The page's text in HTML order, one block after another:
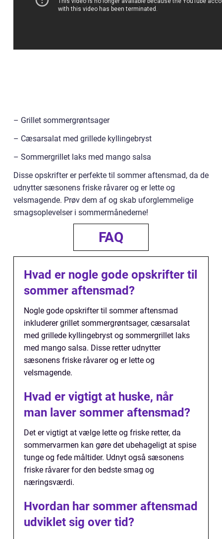
– Grillet sommergrøntsager
– Cæsarsalat med grillede kyllingebryst
– Sommergrillet laks med mango salsa
Disse opskrifter er perfekte til sommer aftensmad, da de
udnytter sæsonens friske råvarer og er lette og
velsmagende. Prøv dem af og skab uforglemmelige
smagsoplevelser i sommermånederne!
FAQ
Hvad er nogle gode opskrifter til
sommer aftensmad?
Nogle gode opskrifter til sommer aftensmad
inkluderer grillet sommergrøntsager, cæsarsalat
med grillede kyllingebryst og sommergrillet laks
med mango salsa. Disse retter udnytter
sæsonens friske råvarer og er lette og
velsmagende.
Hvad er vigtigt at huske, når
man laver sommer aftensmad?
Det er vigtigt at vælge lette og friske retter, da
sommervarmen kan gøre det ubehageligt at spise
tunge og fede måltider. Udnyt også sæsonens
friske råvarer for den bedste smag og
næringsværdi.
Hvordan har sommer aftensmad
udviklet sig over tid?